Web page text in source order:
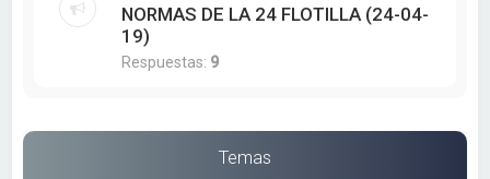
NORMAS DE LA 24 FLOTILLA (24-04-
19)
Respuestas: 9
Temas